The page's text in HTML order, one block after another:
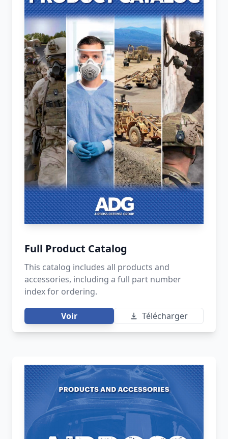
Full Product Catalog
This catalog includes all products and
accessories, including a full part number
index for ordering.
Voir Télécharger